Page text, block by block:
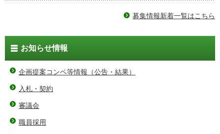
募集情報新着一覧はこちら
お知らせ情報
企画提案コンペ等情報（公告・結果）
入札・契約
審議会
職員採用